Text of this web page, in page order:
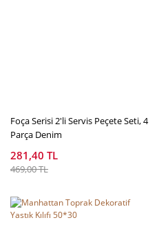
Foça Serisi 2'li Servis Peçete Seti, 4
Parça Denim
281,40 TL
469,00 TL